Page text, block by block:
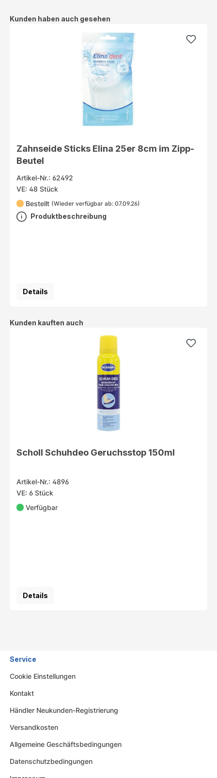
Produktgalerie überspringen
Kunden haben auch gesehen
Zahnseide Sticks Elina 25er 8cm im Zipp-
Beutel
Artikel-Nr.: 62492
VE: 48 Stück
Bestellt (Wieder verfügbar ab: 07.09.26)
Produktbeschreibung
Details
Produktgalerie überspringen
Kunden kauften auch
Scholl Schuhdeo Geruchsstop 150ml
Artikel-Nr.: 4896
VE: 6 Stück
Verfügbar
Details
Service
Cookie Einstellungen
Kontakt
Händler Neukunden-Registrierung
Versandkosten
Allgemeine Geschäftsbedingungen
Datenschutzbedingungen